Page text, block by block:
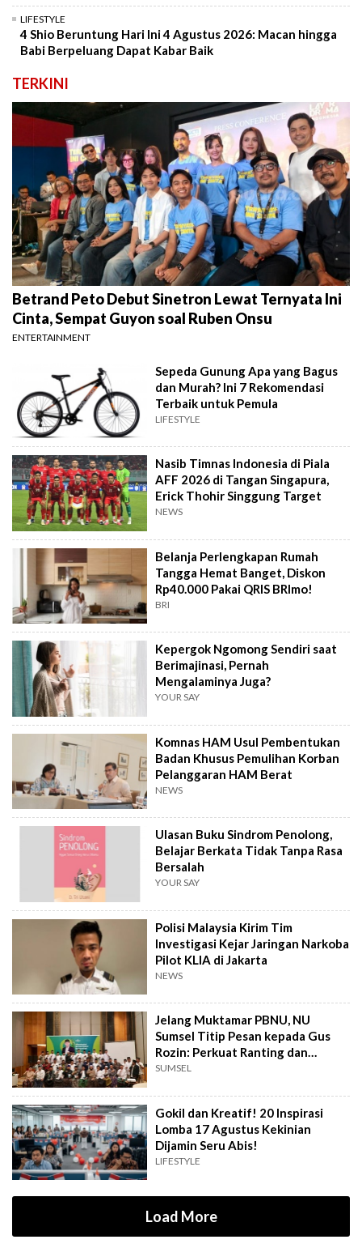
LIFESTYLE
4 Shio Beruntung Hari Ini 4 Agustus 2026: Macan hingga
Babi Berpeluang Dapat Kabar Baik
TERKINI
Betrand Peto Debut Sinetron Lewat Ternyata Ini
Cinta, Sempat Guyon soal Ruben Onsu
ENTERTAINMENT
Sepeda Gunung Apa yang Bagus
dan Murah? Ini 7 Rekomendasi
Terbaik untuk Pemula
LIFESTYLE
Nasib Timnas Indonesia di Piala
AFF 2026 di Tangan Singapura,
Erick Thohir Singgung Target
NEWS
Belanja Perlengkapan Rumah
Tangga Hemat Banget, Diskon
Rp40.000 Pakai QRIS BRImo!
BRI
Kepergok Ngomong Sendiri saat
Berimajinasi, Pernah
Mengalaminya Juga?
YOUR SAY
Komnas HAM Usul Pembentukan
Badan Khusus Pemulihan Korban
Pelanggaran HAM Berat
NEWS
Ulasan Buku Sindrom Penolong,
Belajar Berkata Tidak Tanpa Rasa
Bersalah
YOUR SAY
Polisi Malaysia Kirim Tim
Investigasi Kejar Jaringan Narkoba
Pilot KLIA di Jakarta
NEWS
Jelang Muktamar PBNU, NU
Sumsel Titip Pesan kepada Gus
Rozin: Perkuat Ranting dan
Pesantren
SUMSEL
Gokil dan Kreatif! 20 Inspirasi
Lomba 17 Agustus Kekinian
Dijamin Seru Abis!
LIFESTYLE
Load More